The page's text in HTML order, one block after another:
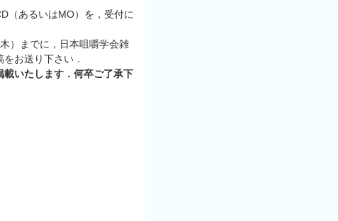
（あるいはMO）を，受付に
）までに，日本咀嚼学会雑
お送り下さい．
いたします．何卒ご了承下